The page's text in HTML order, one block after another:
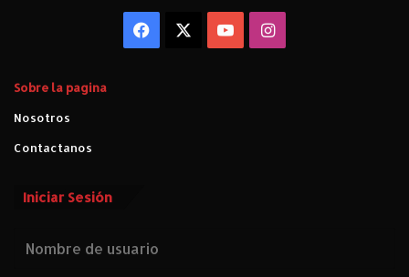
Facebook YouTubeInstagram
Sobre la pagina
Nosotros
Contactanos
Iniciar Sesión